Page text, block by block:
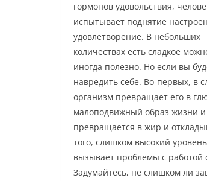
гормонов удовольствия,
испытывает поднятие
удовлетворение. В небольших
количествах есть сладкое
иногда полезно. Но если вы
навредить себе. Во-первых, в
организм превращает его в
малоподвижный образ жизни и
превращается в жир и
того, слишком высокий
вызывает проблемы с работой
Задумайтесь, не слишком ли